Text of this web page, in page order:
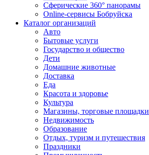
Сферические 360° панорамы
Online-сервисы Бобруйска
Каталог организаций
Авто
Бытовые услуги
Государство и общество
Дети
Домашние животные
Доставка
Еда
Красота и здоровье
Культура
Магазины, торговые площадки
Недвижимость
Образование
Отдых, туризм и путешествия
Праздники